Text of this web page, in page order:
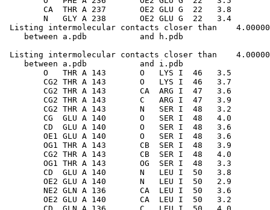
CA  THR A 237       OE2 GLU G  22   3.8
N   GLY A 238       OE2 GLU G  22   3.4
Listing intermolecular contacts closer than
Listing intermolecular contacts closer than
between a.pdb           and i.pdb
O   THR A 143       O   LYS I  46   3.5
CG2 THR A 143       O   LYS I  46   3.7
CG2 THR A 143       CA  ARG I  47   3.6
CG2 THR A 143       C   ARG I  47   3.9
CG2 THR A 143       N   SER I  48   3.2
CG  GLU A 140       O   SER I  48   4.0
CD  GLU A 140       O   SER I  48   3.6
OE1 GLU A 140       O   SER I  48   3.6
OG1 THR A 143       CB  SER I  48   3.9
CG2 THR A 143       CB  SER I  48   4.0
OG1 THR A 143       OG  SER I  48   3.3
CD  GLU A 140       N   LEU I  50   3.8
OE2 GLU A 140       N   LEU I  50   2.9
NE2 GLN A 136       CA  LEU I  50   3.6
OE2 GLU A 140       CA  LEU I  50   3.2